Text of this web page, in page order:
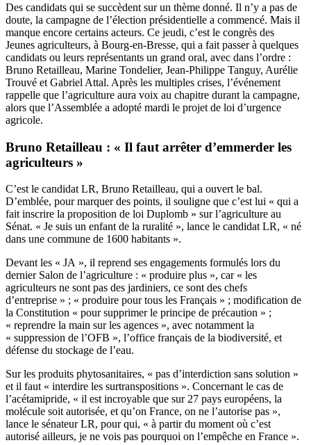
Des candidats qui se succèdent sur un thème donné. Il n’y a pas de
doute, la campagne de l’élection présidentielle a commencé. Mais il
manque encore certains acteurs. Ce jeudi, c’est le congrès des
Jeunes agriculteurs, à Bourg-en-Bresse, qui a fait passer à quelques
candidats ou leurs représentants un grand oral, avec dans l’ordre :
Bruno Retailleau, Marine Tondelier, Jean-Philippe Tanguy, Aurélie
Trouvé et Gabriel Attal. Après les multiples crises, l’événement
rappelle que l’agriculture aura voix au chapitre durant la campagne,
alors que l’Assemblée a adopté mardi le projet de loi d’urgence
agricole.
Bruno Retailleau : « Il faut arrêter d’emmerder les
agriculteurs »
C’est le candidat LR, Bruno Retailleau, qui a ouvert le bal.
D’emblée, pour marquer des points, il souligne que c’est lui « qui a
fait inscrire la proposition de loi Duplomb » sur l’agriculture au
Sénat. « Je suis un enfant de la ruralité », lance le candidat LR, « né
dans une commune de 1600 habitants ».
Devant les « JA », il reprend ses engagements formulés lors du
dernier Salon de l’agriculture : « produire plus », car « les
agriculteurs ne sont pas des jardiniers, ce sont des chefs
d’entreprise » ; « produire pour tous les Français » ; modification de
la Constitution « pour supprimer le principe de précaution » ;
« reprendre la main sur les agences », avec notamment la
« suppression de l’OFB », l’office français de la biodiversité, et
défense du stockage de l’eau.
Sur les produits phytosanitaires, « pas d’interdiction sans solution »
et il faut « interdire les surtranspositions ». Concernant le cas de
l’acétamipride, « il est incroyable que sur 27 pays européens, la
molécule soit autorisée, et qu’on France, on ne l’autorise pas »,
lance le sénateur LR, pour qui, « à partir du moment où c’est
autorisé ailleurs, je ne vois pas pourquoi on l’empêche en France ».